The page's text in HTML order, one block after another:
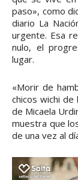
paso», como
diario La
urgente. Esa
nulo, el
lugar.
«Morir de
chicos wichi de
de Micaela
muestra que
de una vez al